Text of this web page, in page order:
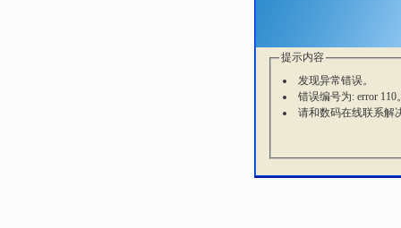
提示内容
发现异常错误。
错误编号为: error 110
请和数码在线联系解